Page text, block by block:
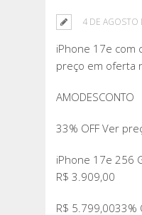
4 DE AGOSTO
iPhone 17e com
preço em oferta
AMODESCONTO
33% OFF Ver
iPhone 17e 256
R$ 3.909,00
R$ 5.799,0033%